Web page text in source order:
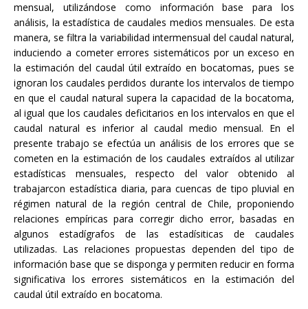
mensual, utilizándose como información base para los
análisis, la estadística de caudales medios mensuales. De esta
manera, se filtra la variabilidad intermensual del caudal natural,
induciendo a cometer errores sistemáticos por un exceso en
la estimación del caudal útil extraído en bocatomas, pues se
ignoran los caudales perdidos durante los intervalos de tiempo
en que el caudal natural supera la capacidad de la bocatoma,
al igual que los caudales deficitarios en los intervalos en que el
caudal natural es inferior al caudal medio mensual. En el
presente trabajo se efectúa un análisis de los errores que se
cometen en la estimación de los caudales extraídos al utilizar
estadísticas mensuales, respecto del valor obtenido al
trabajarcon estadística diaria, para cuencas de tipo pluvial en
régimen natural de la región central de Chile, proponiendo
relaciones empíricas para corregir dicho error, basadas en
algunos estadígrafos de las estadísiticas de caudales
utilizadas. Las relaciones propuestas dependen del tipo de
información base que se disponga y permiten reducir en forma
significativa los errores sistemáticos en la estimación del
caudal útil extraído en bocatoma.